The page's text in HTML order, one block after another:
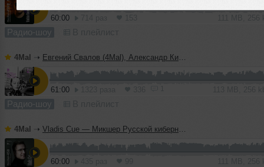
60:00
Радио-шоу
4Mal ➝ Евгений Свалов (4Mal), Александр Киреев — Русская кибернетика 724 (08.07.2026)
61:00
Радио-шоу
4Mal ➝ Vladis Cue — Микшер Русской кибернетики 458 с Евгением Сваловым (4Mal) и Александром Киреевым (08.07.2026)
60:00